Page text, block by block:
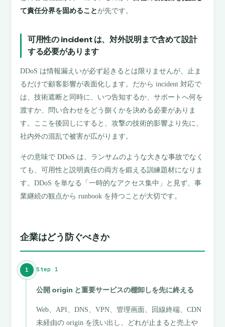
て責任分界を固めることが先です。
可用性の incident は、対外説明まで含めて設計
する必要があります
DDoS は情報漏えいが必ず起きるとは限りませんが、止ま
るだけで顧客影響が表面化します。だから incident 対応で
は、技術遮断と同時に、いつ告知するか、サポートへ何を
渡すか、問い合わせをどう捌くかを決める必要がありま
す。ここを後回しにすると、攻撃の技術的影響より先に、
社内外の混乱で被害が広がります。
その意味で DDoS は、ランサムのような大きな事故でなく
ても、可用性と説明責任の両方を鍛える訓練題材になりま
す。DDoS を単なる「一時的なアクセス集中」と見ず、事
業継続の観点から runbook を持つことが大切です。
企業はどう防ぐべきか
1 Step 1
公開 origin と重要サービスの棚卸しを先に終える
Web、API、DNS、VPN、管理画面、回線終端、CDN
未経由の origin を洗い出し、どれが止まると売上や